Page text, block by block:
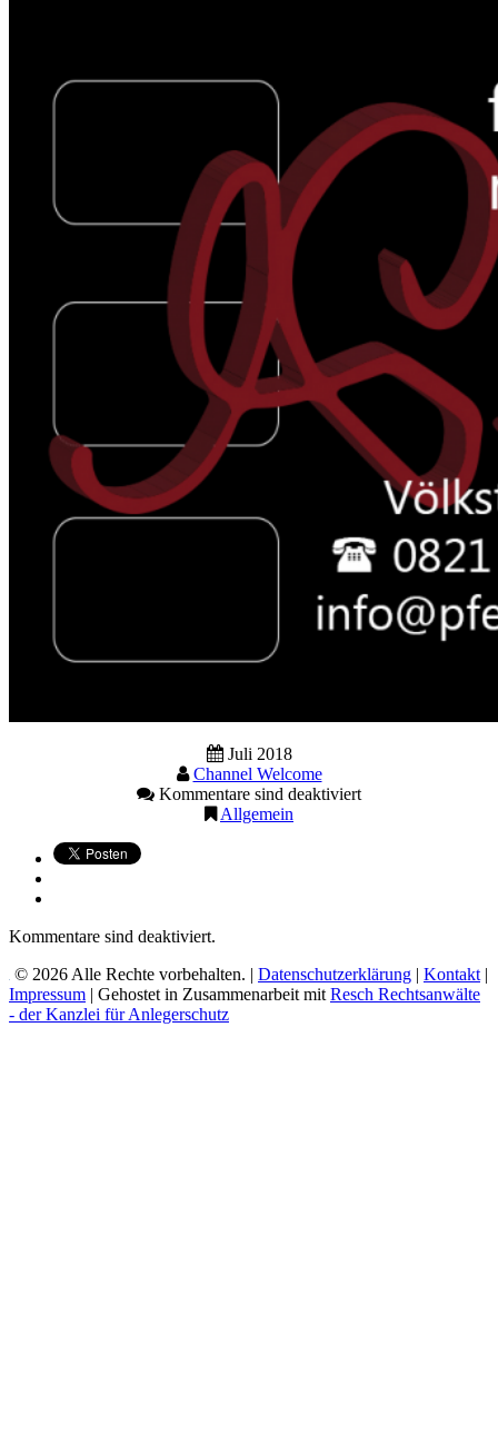
Juli 2018
Channel Welcome
Kommentare sind deaktiviert
Allgemein
Kommentare sind deaktiviert.
© 2026 Alle Rechte vorbehalten. | Datenschutzerklärung | Kontakt|
Impressum | Gehostet in Zusammenarbeit mitResch Rechtsanwälte
- der Kanzlei für Anlegerschutz